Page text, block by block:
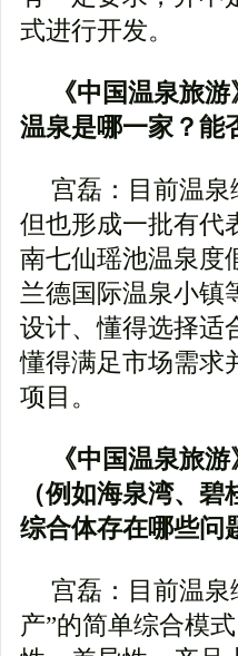
式进行开发。
《中国温泉旅
温泉是哪一家？能
宫磊：目前温
但也形成一批有代
南七仙瑶池温泉度
兰德国际温泉小镇
设计、懂得选择适
懂得满足市场需求
项目。
《中国温泉旅
（例如海泉湾、
综合体存在哪些问
宫磊：目前温
产”的简单综合模